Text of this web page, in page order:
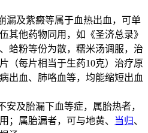
漏及紫癜等属于血热出血，可单
其他药物同用，如《圣济总录》
蛤粉等份为散，糯米汤调服，治
（每片相当于生药10克）治疗原
出血、肺咯血等，均能缩短出血
安及胎漏下血等症，属胎热者，
；属胎漏者，可与地黄、 当归、